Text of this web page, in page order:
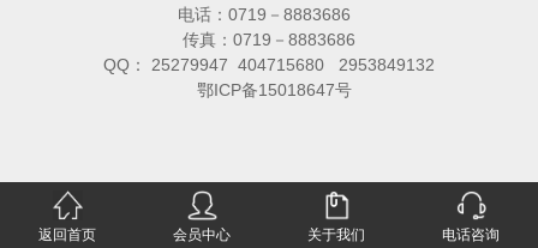
电话：0719－8883686
传真：0719－8883686
QQ： 25279947 404715680 2953849132
鄂ICP备15018647号
返回首页 会员中心 关于我们 电话咨询